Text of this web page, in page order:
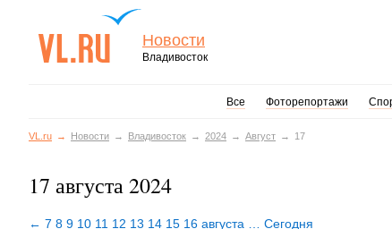
Новости
Владивосток
Все Фоторепортажи
VL.ru Новости Владивосток 2024 Август 17
17 августа 2024
← 7 8 9 10 11 12 13 14 15 16 августа Сегодня